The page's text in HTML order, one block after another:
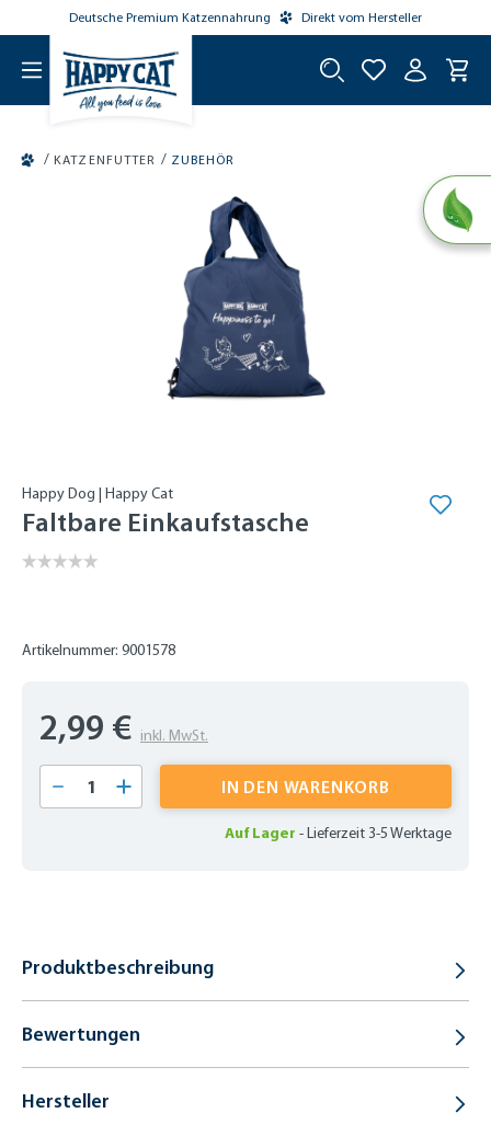
springen
Deutsche Premium Katzennahrung Direkt vom Hersteller
/ KATZENFUTTER / ZUBEHÖR
Happy Dog | Happy Cat
Faltbare Einkaufstasche
Artikelnummer: 9001578
2,99 € inkl. MwSt.
Produkt Anzahl: Gib den gewünschten
IN DEN WARENKORB
Auf Lager -Lieferzeit 3-5 Werktage
Produktbeschreibung
Bewertungen
Hersteller